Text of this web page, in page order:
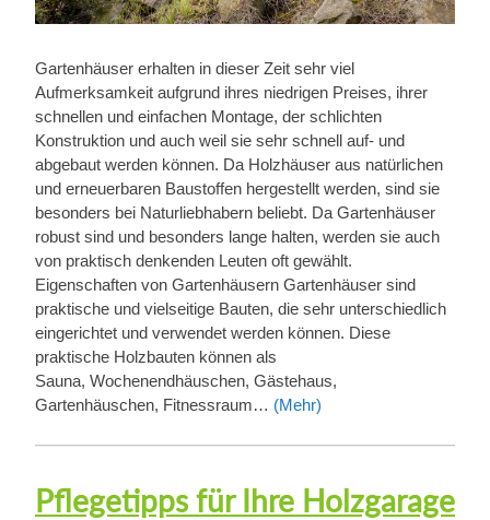
Gartenhäuser erhalten in dieser Zeit sehr viel
Aufmerksamkeit aufgrund ihres niedrigen Preises, ihrer
schnellen und einfachen Montage, der schlichten
Konstruktion und auch weil sie sehr schnell auf- und
abgebaut werden können. Da Holzhäuser aus natürlichen
und erneuerbaren Baustoffen hergestellt werden, sind sie
besonders bei Naturliebhabern beliebt. Da Gartenhäuser
robust sind und besonders lange halten, werden sie auch
von praktisch denkenden Leuten oft gewählt.
Eigenschaften von Gartenhäusern Gartenhäuser sind
praktische und vielseitige Bauten, die sehr unterschiedlich
eingerichtet und verwendet werden können. Diese
praktische Holzbauten können als
Sauna, Wochenendhäuschen, Gästehaus,
Gartenhäuschen, Fitnessraum… (Mehr)
Pflegetipps für Ihre Holzgarage